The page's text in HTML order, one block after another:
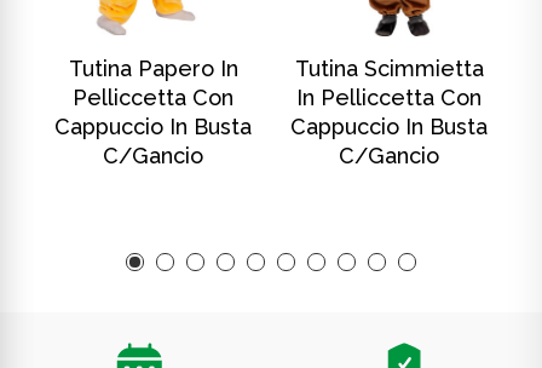
Tutina Papero In
Pelliccetta Con
Cappuccio In Busta
C/gancio
Tutina Scimmietta
In Pelliccetta Con
Cappuccio In Busta
C/gancio